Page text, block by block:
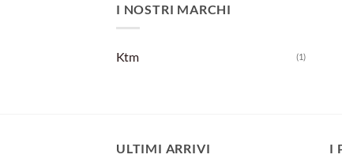
I NOSTRI MARCHI
Ktm (1)
ULTIMI ARRIVI I